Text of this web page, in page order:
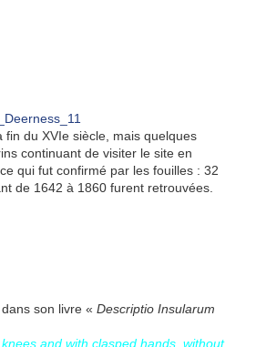
fin du XVIe siècle, mais quelques
continuant de visiter le site en
qui fut confirmé par les fouilles : 32
de 1642 à 1860 furent retrouvées.
son livre « Descriptio Insularum
and with clasped hands, without